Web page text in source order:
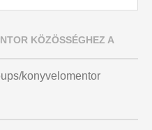
KÖZÖSSÉGHEZ A
konyvelomentor